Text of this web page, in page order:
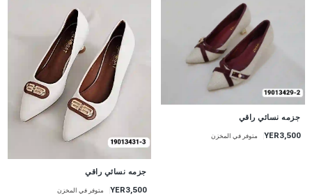
جزمه نسائي راقي
YER3,500 متوفر في المخزن
جزمه نسائي راقي
YER3,500 متوفر في المخزن